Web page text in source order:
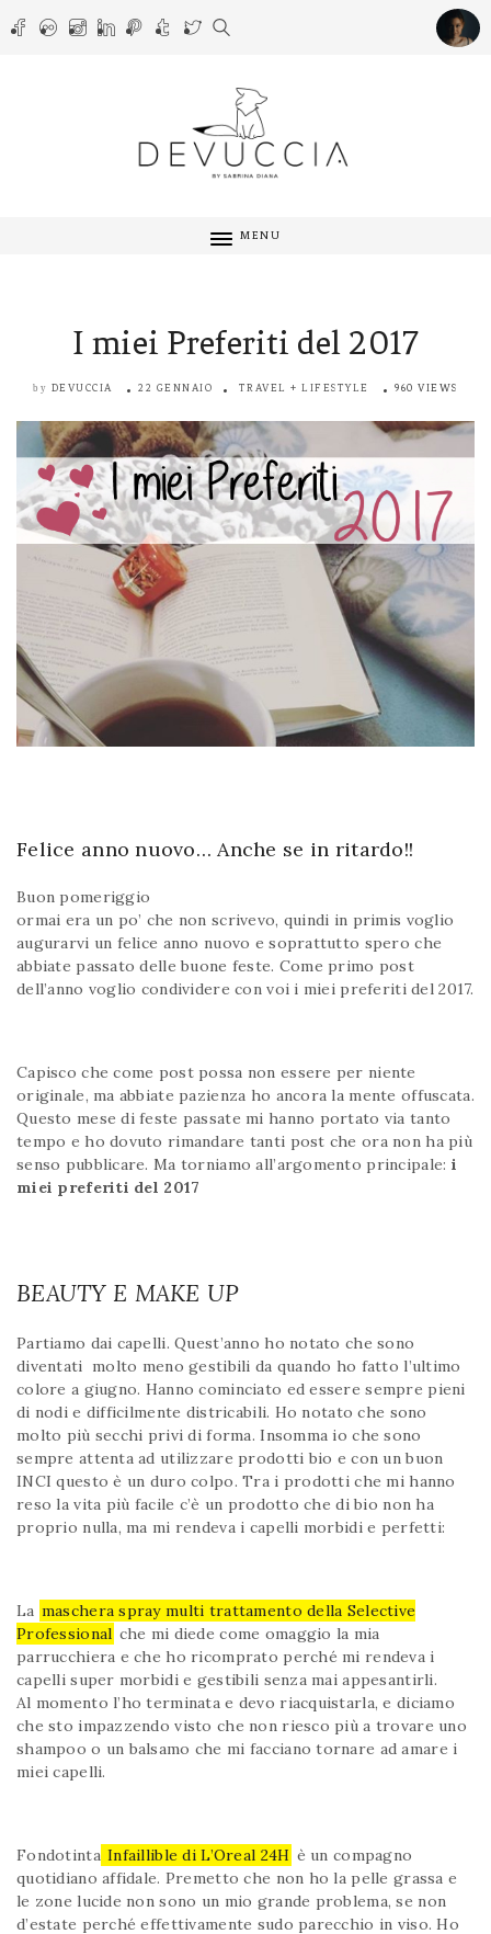
MENU
I miei Preferiti del 2017
by DEVUCCIA 22 GENNAIO TRAVEL + LIFESTYLE 960 VIEWS
Felice anno nuovo… Anche se in ritardo!!
Buon pomeriggio
ormai era un po’ che non scrivevo, quindi in primis voglio
augurarvi un felice anno nuovo e soprattutto spero che
abbiate passato delle buone feste. Come primo post
dell’anno voglio condividere con voi i miei preferiti del 2017.
Capisco che come post possa non essere per niente
originale, ma abbiate pazienza ho ancora la mente offuscata.
Questo mese di feste passate mi hanno portato via tanto
tempo e ho dovuto rimandare tanti post che ora non ha più
senso pubblicare. Ma torniamo all’argomento principale: i
miei preferiti del 2017
BEAUTY E MAKE UP
Partiamo dai capelli. Quest’anno ho notato che sono
diventati molto meno gestibili da quando ho fatto l’ultimo
colore a giugno. Hanno cominciato ed essere sempre pieni
di nodi e difficilmente districabili. Ho notato che sono
molto più secchi privi di forma. Insomma io che sono
sempre attenta ad utilizzare prodotti bio e con un buon
INCI questo è un duro colpo. Tra i prodotti che mi hanno
reso la vita più facile c’è un prodotto che di bio non ha
proprio nulla, ma mi rendeva i capelli morbidi e perfetti:
La maschera spray multi trattamento della Selective
Professional che mi diede come omaggio la mia
parrucchiera e che ho ricomprato perché mi rendeva i
capelli super morbidi e gestibili senza mai appesantirli.
Al momento l’ho terminata e devo riacquistarla, e diciamo
che sto impazzendo visto che non riesco più a trovare uno
shampoo o un balsamo che mi facciano tornare ad amare i
miei capelli.
Fondotinta Infaillible di L’Oreal 24H è un compagno
quotidiano affidale. Premetto che non ho la pelle grassa e
le zone lucide non sono un mio grande problema, se non
d’estate perché effettivamente sudo parecchio in viso. Ho